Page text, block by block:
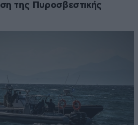
της Πυροσβεστικής